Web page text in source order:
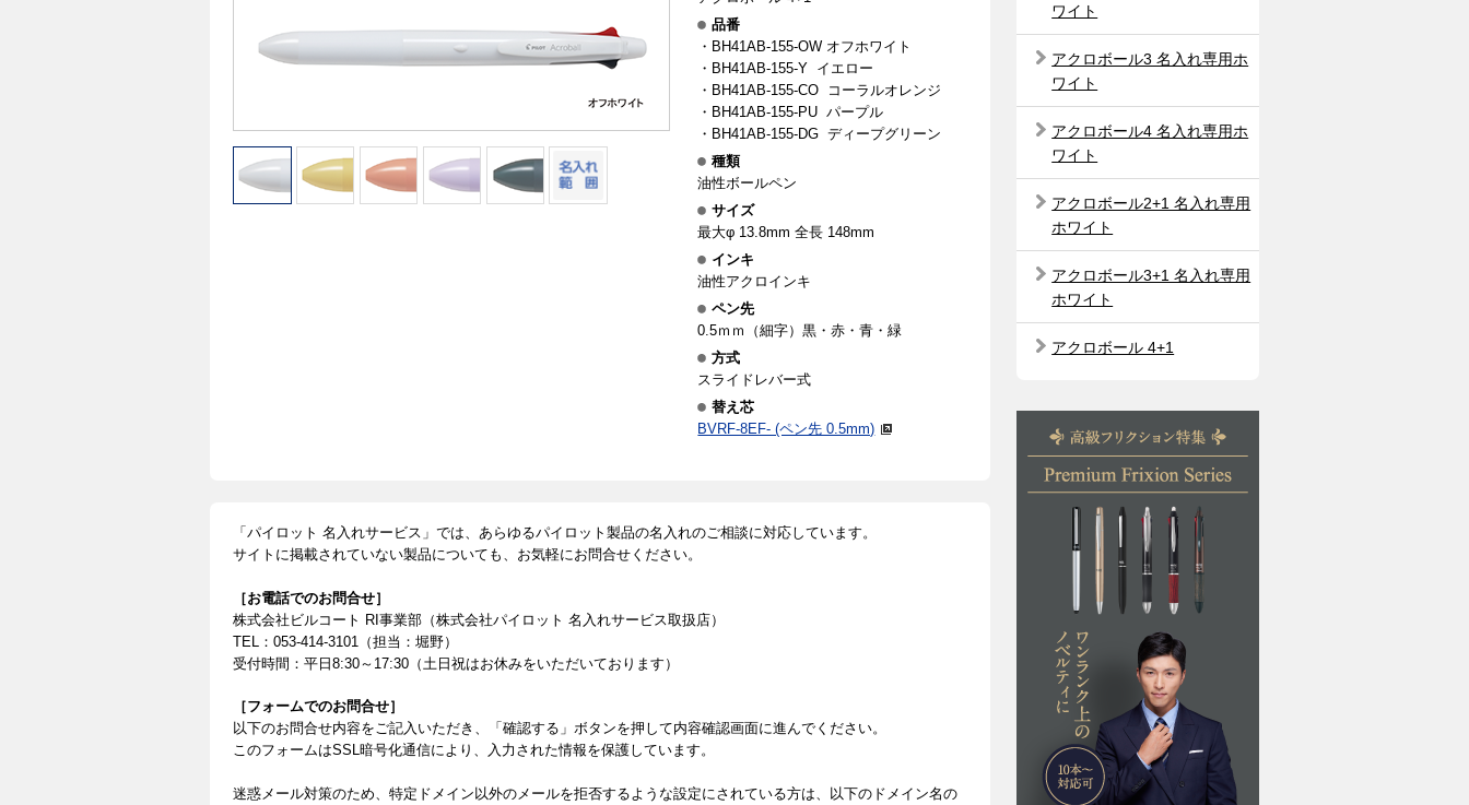
品番
・BH41AB-155-OW オフホワイト
・BH41AB-155-Y イエロー
・BH41AB-155-CO コーラルオレンジ
・BH41AB-155-PU パープル
・BH41AB-155-DG ディープグリーン
種類
油性ボールペン
サイズ
最大φ 13.8mm 全長 148mm
インキ
油性アクロインキ
ペン先
0.5ｍｍ（細字）黒・赤・青・緑
方式
スライドレバー式
替え芯
BVRF-8EF- (ペン先 0.5mm)
「パイロット 名入れサービス」では、あらゆるパイロット製品の名入れのご相談に対応しています。
サイトに掲載されていない製品についても、お気軽にお問合せください。
［お電話でのお問合せ］
株式会社ビルコート RI事業部（株式会社パイロット 名入れサービス取扱店）
TEL：053-414-3101（担当：堀野）
受付時間：平日8:30～17:30（土日祝はお休みをいただいております）
［フォームでのお問合せ］
以下のお問合せ内容をご記入いただき、「確認する」ボタンを押して内容確認画面に進んでください。
このフォームはSSL暗号化通信により、入力された情報を保護しています。
迷惑メール対策のため、特定ドメイン以外のメールを拒否するような設定にされている方は、以下のドメイン名の
ワイト
アクロボール3 名入れ専用ホ
ワイト
アクロボール4 名入れ専用ホ
ワイト
アクロボール2+1 名入れ専用
ホワイト
アクロボール3+1 名入れ専用
ホワイト
アクロボール 4+1